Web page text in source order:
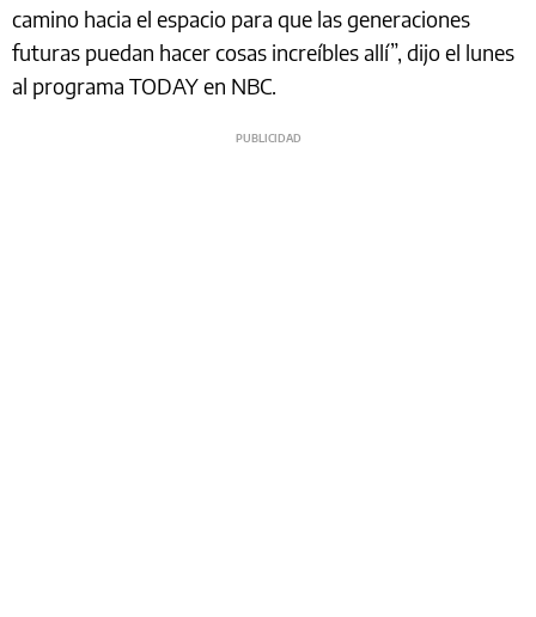
camino hacia el espacio para que las generaciones
futuras puedan hacer cosas increíbles allí”, dijo el lunes
al programa TODAY en NBC.